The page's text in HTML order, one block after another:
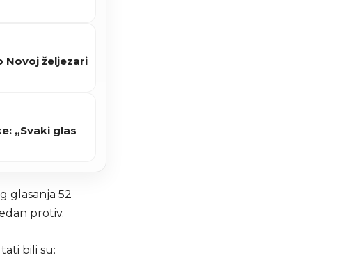
Novoj željezari
„Svaki glas
glasanja 52
protiv.
bili su: